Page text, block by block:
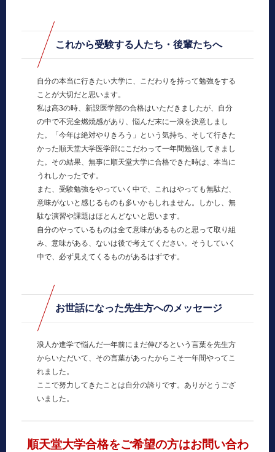
これから受験する人たち・後輩たちへ
自分の本当に行きたい大学に、こだわりを持って勉強をする
ことが大切だと思います。
私は高3の時、新設医学部の合格はいただきましたが、自分
の中で不完全燃焼感があり、悩んだ末に一浪を決意しまし
た。「今年は絶対やりきろう」という気持ち、そして行きた
かった順天堂大学医学部にこだわって一年間勉強してきまし
た。その結果、無事に順天堂大学に合格できた時は、本当に
うれしかったです。
また、受験勉強をやっていく中で、これはやっても無駄だ、
意味がないと感じるものも多いかもしれません。しかし、無
駄な演習や課題はほとんどないと思います。
自分のやっているものは全て意味があるものと思って取り組
み、意味がある、ないは後で考えてください。そうしていく
中で、必ず見えてくるものがあるはずです。
お世話になった先生方へのメッセージ
浪人か進学で悩んだ一年前にまだ伸びるという言葉を先生方
からいただいて、その言葉があったからこそ一年間やってこ
れました。
ここで努力してきたことは自分の誇りです。ありがとうござ
いました。
順天堂大学合格をご希望の方はお問い合わ